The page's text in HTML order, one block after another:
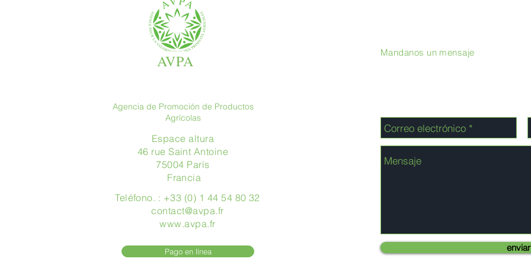
AVPA
Agencia de Promoción de Productos
Agrícolas
Espace altura
46 rue Saint Antoine
75004 París
​ Francia
Teléfono. : +33 (0) 1 44 54 80 32
contact@avpa.fr
www.avpa.fr
Pago en línea
Mandanos un mensaje